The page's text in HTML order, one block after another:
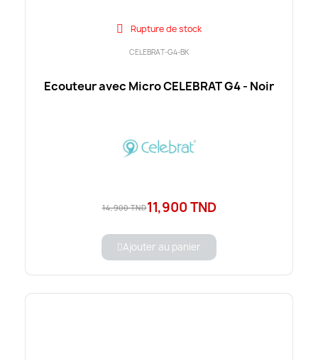
Rupture de stock
CELEBRAT-G4-BK
Ecouteur avec Micro CELEBRAT G4 - Noir
14,900 TND11,900 TND
Ajouter au panier